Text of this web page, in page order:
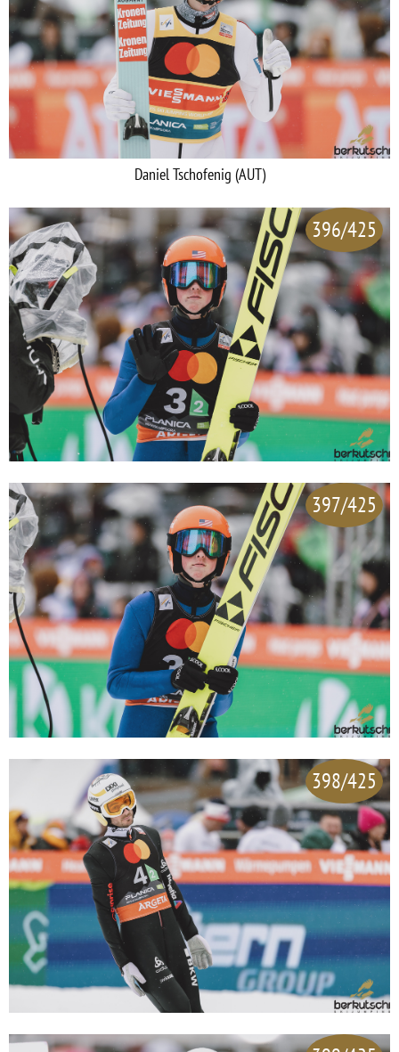
Daniel Tschofenig (AUT)
396/425
397/425
398/425